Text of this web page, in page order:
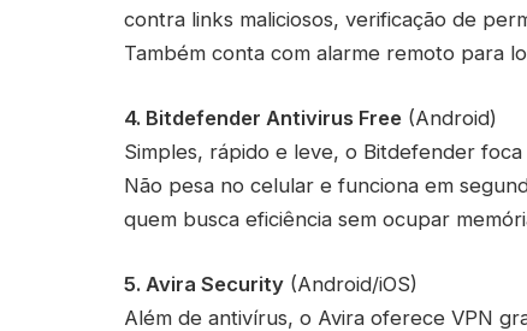
contra links maliciosos, verificação de
Também conta com alarme remoto para
4. Bitdefender Antivirus Free (Android)
Simples, rápido e leve, o Bitdefender
Não pesa no celular e funciona em
quem busca eficiência sem ocupar
5. Avira Security (Android/iOS)
Além de antivírus, o Avira oferece VPN